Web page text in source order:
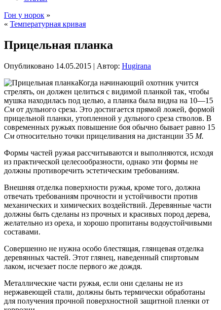
Гон у норок »
« Температурная кривая
Прицельная планка
Опубликовано 14.05.2015 | Автор: Hugirana
Когда начинающий охотник учится
стрелять, он должен целиться с видимой планкой так, чтобы
мушка находилась под целью, а планка была видна на 10—15
См от дульного среза. Это достигается прямой ложей, формой
прицельной планки, утопленной у дульного среза стволов. В
современных ружьях повышение боя обычно бывает равно 15
См относительно точки прицеливания на дистанции 35 М.
Формы частей ружья рассчитываются и выполняются, исходя
из практической целесообразности, однако эти формы не
должны противоречить эстетическим требованиям.
Внешняя отделка поверхности ружья, кроме того, должна
отвечать требованиям прочности и устойчивости против
механических и химических воздействий. Деревянные части
должны быть сделаны нз прочных и красивых пород дерева,
желательно из ореха, и хорошо пропитаны водоустойчивыми
составами.
Совершенно не нужна особо блестящая, глянцевая отделка
деревянных частей. Этот глянец, наведенный спиртовым
лаком, исчезает после первого же дождя.
Металлические части ружья, если они сделаны не из
нержавеющей стали, должны быть термически обработаны
для получения прочной поверхностной защитной пленки от